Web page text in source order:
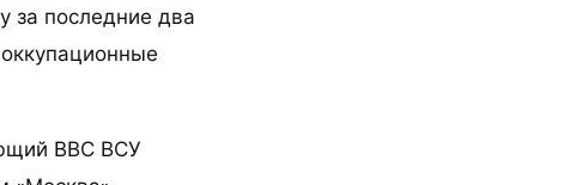
за последние два
ВВС ВСУ